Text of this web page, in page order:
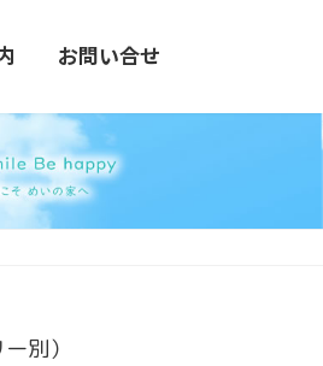
お問い合せ
別）